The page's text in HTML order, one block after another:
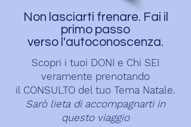
Non lasciarti frenare. Fai il
primo passo
verso l'autoconoscenza.
Scopri i tuoi DONI e Chi SEI
veramente prenotando
il CONSULTO del tuo Tema Natale.
Sarò lieta di accompagnarti in
questo viaggio